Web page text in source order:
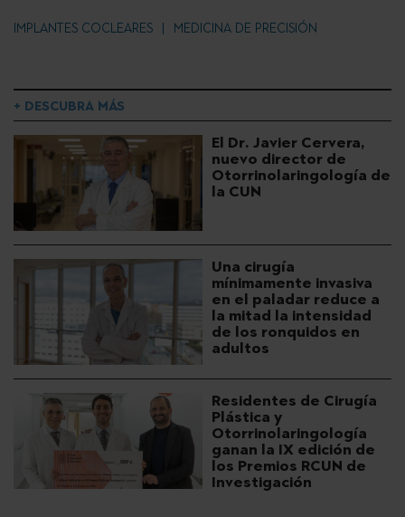
IMPLANTES COCLEARES MEDICINA DE PRECISIÓN
+ DESCUBRA MÁS
El Dr. Javier Cervera,
nuevo director de
Otorrinolaringología de
la CUN
Una cirugía
mínimamente invasiva
en el paladar reduce a
la mitad la intensidad
de los ronquidos en
adultos
Residentes de Cirugía
Plástica y
Otorrinolaringología
ganan la IX edición de
los Premios RCUN de
Investigación